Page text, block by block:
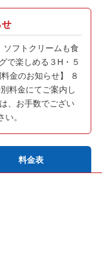
せ
ソフトクリームも食
で楽しめる３H・５
金のお知らせ】 ８
料金にてご案内し
、お手数でござい
。
料金表